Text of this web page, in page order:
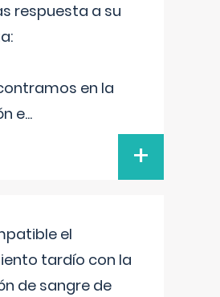
respuesta a su
en la
e...
+
el
tardío con la
de sangre de